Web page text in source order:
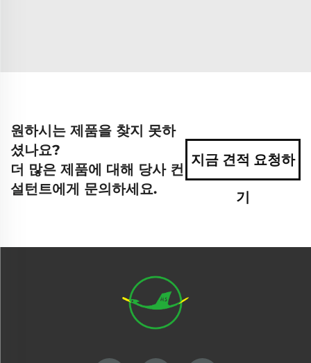
원하시는 제품을 찾지 못하
셨나요?
더 많은 제품에 대해 당사 컨
설턴트에게 문의하세요.
지금 견적 요청하
기